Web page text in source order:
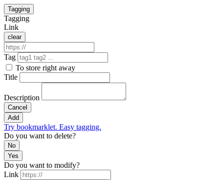
Tagging
Tagging
Link
clear
Tag
To store right away
Title
Description
Cancel
Add
Try bookmarklet. Easy tagging.
Do you want to delete?
No
Yes
Do you want to modify?
Link